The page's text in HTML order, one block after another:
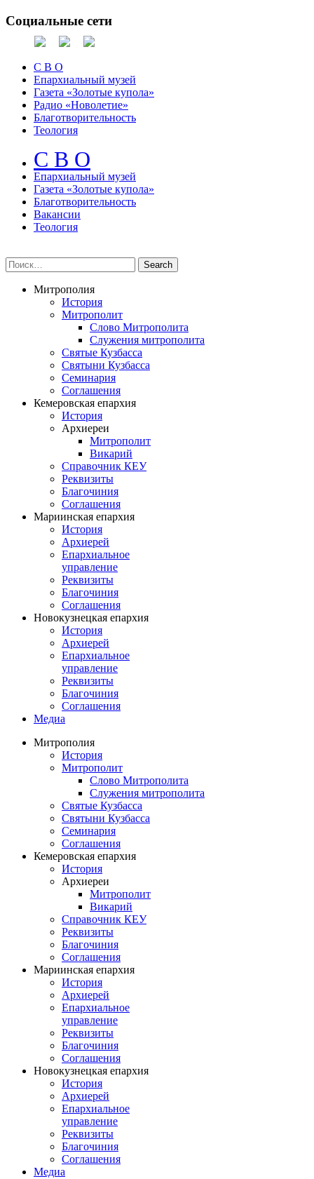
Социальные сети
С В О
Епархиальный музей
Газета «Золотые купола»
Радио «Новолетие»
Благотворительность
Теология
С В О
Епархиальный музeй
Газета «Золотые купола»
Благотворительность
Вакансии
Теология
Митрополия
История
Митрополит
Слово Митрополита
Служения митрополита
Святые Кузбасса
Святыни Кузбасса
Семинария
Соглашения
Кемеровская епархия
История
Архиереи
Митрополит
Викарий
Справочник КЕУ
Реквизиты
Благочиния
Соглашения
Мариинская епархия
История
Архиерей
Епархиальное
управление
Реквизиты
Благочиния
Соглашения
Новокузнецкая епархия
История
Архиерей
Епархиальное
управление
Реквизиты
Благочиния
Соглашения
Медиа
Митрополия
История
Митрополит
Слово Митрополита
Служения митрополита
Святые Кузбасса
Святыни Кузбасса
Семинария
Соглашения
Кемеровская епархия
История
Архиереи
Митрополит
Викарий
Справочник КЕУ
Реквизиты
Благочиния
Соглашения
Мариинская епархия
История
Архиерей
Епархиальное
управление
Реквизиты
Благочиния
Соглашения
Новокузнецкая епархия
История
Архиерей
Епархиальное
управление
Реквизиты
Благочиния
Соглашения
Медиа